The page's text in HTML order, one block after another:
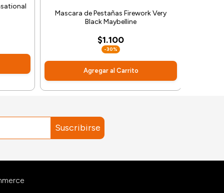
Mascara de Pestañas Firework Very
Black Maybelline
$1.100
-30%
Agregar al Carrito
Suscribirse